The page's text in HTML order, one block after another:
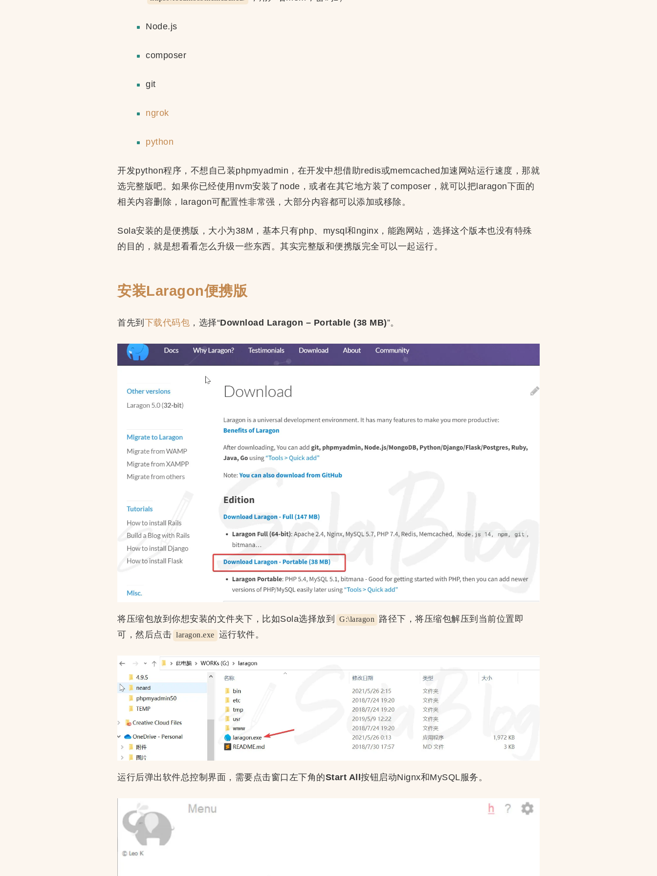
Node.js
composer
git
ngrok
python
开发python程序，不想自己装phpmyadmin，在开发中想借助redis或memcached加速网站运行速度，那就
选完整版吧。如果你已经使用nvm安装了node，或者在其它地方装了composer，就可以把laragon下面的
相关内容删除，laragon可配置性非常强，大部分内容都可以添加或移除。
Sola安装的是便携版，大小为38M，基本只有php、mysql和nginx，能跑网站，选择这个版本也没有特殊
的目的，就是想看看怎么升级一些东西。其实完整版和便携版完全可以一起运行。
安装Laragon便携版
首先到 下载代码包 ，选择“Download Laragon – Portable (38 MB)”。
将压缩包放到你想安装的文件夹下，比如Sola选择放到 G:\laragon 路径下，将压缩包解压到当前位置即
可，然后点击 laragon.exe 运行软件。
运行后弹出软件总控制界面，需要点击窗口左下角的Start All 按钮启动Nignx和MySQL服务。